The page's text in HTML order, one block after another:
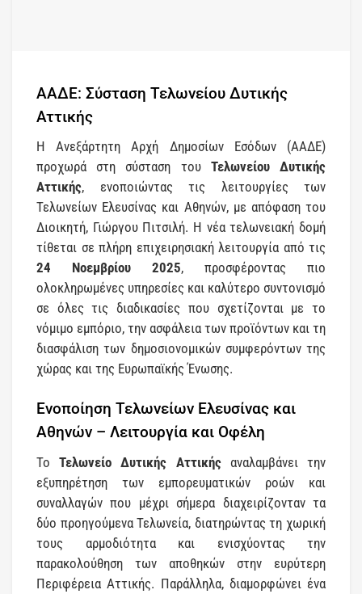
ΑΑΔΕ: Σύσταση Τελωνείου Δυτικής
Αττικής
Η Ανεξάρτητη Αρχή Δημοσίων Εσόδων (ΑΑΔΕ)
προχωρά στη σύσταση του Τελωνείου Δυτικής
Αττικής, ενοποιώντας τις λειτουργίες των
Τελωνείων Ελευσίνας και Αθηνών, με απόφαση του
Διοικητή, Γιώργου Πιτσιλή. Η νέα τελωνειακή δομή
τίθεται σε πλήρη επιχειρησιακή λειτουργία από τις
24 Νοεμβρίου 2025, προσφέροντας πιο
ολοκληρωμένες υπηρεσίες και καλύτερο συντονισμό
σε όλες τις διαδικασίες που σχετίζονται με το
νόμιμο εμπόριο, την ασφάλεια των προϊόντων και τη
διασφάλιση των δημοσιονομικών συμφερόντων της
χώρας και της Ευρωπαϊκής Ένωσης.
Ενοποίηση Τελωνείων Ελευσίνας και
Αθηνών – Λειτουργία και Οφέλη
ΤοΤελωνείο Δυτικής Αττικήςαναλαμβάνει την
εξυπηρέτηση των εμπορευματικών ροών και
συναλλαγών που μέχρι σήμερα διαχειρίζονταν τα
δύο προηγούμενα Τελωνεία, διατηρώντας τη χωρική
τους αρμοδιότητα και ενισχύοντας την
παρακολούθηση των αποθηκών στην ευρύτερη
Περιφέρεια Αττικής. Παράλληλα, διαμορφώνει ένα